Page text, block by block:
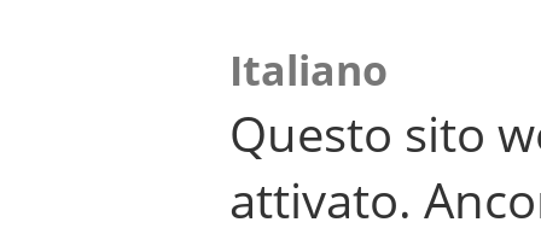
Italiano
Questo sito
attivato.